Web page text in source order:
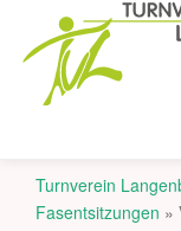
Turnverein
Fasentsitzungen »